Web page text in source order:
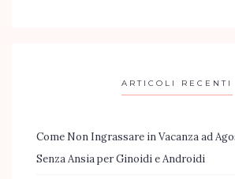
ARTICOLI RECENTI
Come Non Ingrassare in Vacanza ad
Senza Ansia per Ginoidi e Androidi